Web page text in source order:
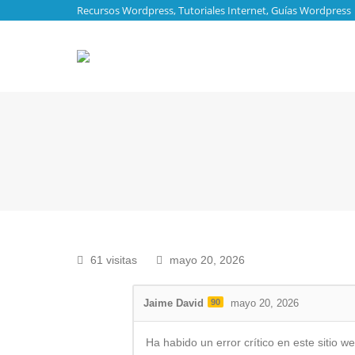
Recursos Wordpress, Tutoriales Internet, Guías Wordpress
61 visitas mayo 20, 2026
Jaime David 90 mayo 20, 2026
Ha habido un error crítico en este sitio